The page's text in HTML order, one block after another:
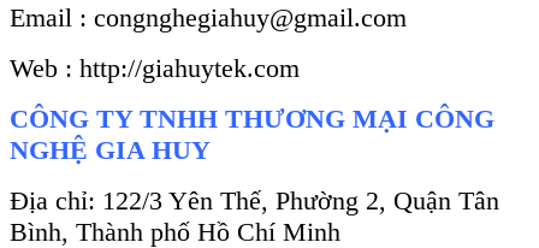
Email : congnghegiahuy@gmail.com
Web : http://giahuytek.com
CÔNG TY TNHH THƯƠNG MẠI CÔNG
NGHỆ GIA HUY
Địa chỉ: 122/3 Yên Thế, Phường 2, Quận Tân
Bình, Thành phố Hồ Chí Minh